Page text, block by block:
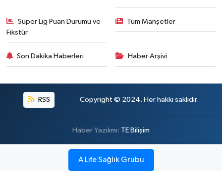
Süper Lig Puan Durumu ve
Fikstür
Tüm Manşetler
Son Dakika Haberleri Haber Arşivi
RSS Copyright © 2024. Her hakkı saklıdır.
Haber Yazılımı: TE Bilişim
A Life Sağlık Grubu